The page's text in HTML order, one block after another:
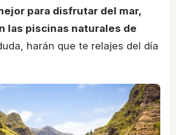
para disfrutar del mar,
las piscinas naturales de
harán que te relajes del día